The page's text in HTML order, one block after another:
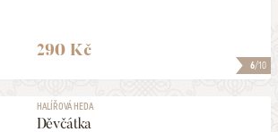
6/10
290 Kč
HALÍŘOVÁ HEDA
Děvčátka